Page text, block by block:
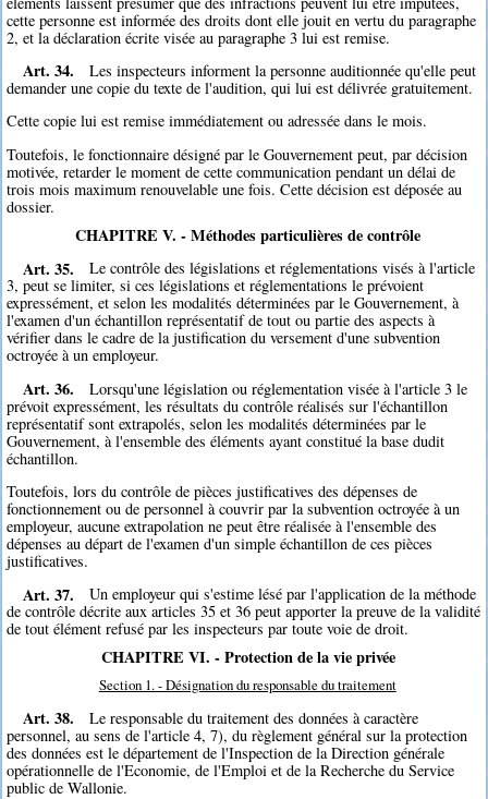
cette personne est informée des droits dont elle jouit en vertu du paragraphe
2, et la déclaration écrite visée au paragraphe 3 lui est remise.
Art. 34.
Les inspecteurs informent la personne auditionnée qu'elle peut
demander une copie du texte de l'audition, qui lui est délivrée gratuitement.
Cette copie lui est remise immédiatement ou adressée dans le mois.
Toutefois, le fonctionnaire désigné par le Gouvernement peut, par décision
motivée, retarder le moment de cette communication pendant un délai de
trois mois maximum renouvelable une fois. Cette décision est déposée au
dossier.
CHAPITRE V. - Méthodes particulières de contrôle
Art. 35.
Le contrôle des législations et réglementations visés à l'article
3, peut se limiter, si ces législations et réglementations le prévoient
expressément, et selon les modalités déterminées par le Gouvernement, à
l'examen d'un échantillon représentatif de tout ou partie des aspects à
vérifier dans le cadre de la justification du versement d'une subvention
octroyée à un employeur.
Art. 36.
Lorsqu'une législation ou réglementation visée à l'article 3 le
prévoit expressément, les résultats du contrôle réalisés sur l'échantillon
représentatif sont extrapolés, selon les modalités déterminées par le
Gouvernement, à l'ensemble des éléments ayant constitué la base dudit
échantillon.
Toutefois, lors du contrôle de pièces justificatives des dépenses de
fonctionnement ou de personnel à couvrir par la subvention octroyée à un
employeur, aucune extrapolation ne peut être réalisée à l'ensemble des
dépenses au départ de l'examen d'un simple échantillon de ces pièces
justificatives.
Art. 37.
Un employeur qui s'estime lésé par l'application de la méthode
de contrôle décrite aux articles 35 et 36 peut apporter la preuve de la validité
de tout élément refusé par les inspecteurs par toute voie de droit.
CHAPITRE VI. - Protection de la vie privée
Section 1. - Désignation du responsable du traitement
Art. 38.
Le responsable du traitement des données à caractère
personnel, au sens de l'article 4, 7), du règlement général sur la protection
des données est le département de l'Inspection de la Direction générale
opérationnelle de l'Economie, de l'Emploi et de la Recherche du Service
public de Wallonie.